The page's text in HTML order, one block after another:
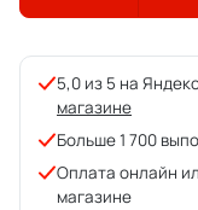
5,0 из 5 на
магазине
Больше 1 700
Оплата онлайн
магазине